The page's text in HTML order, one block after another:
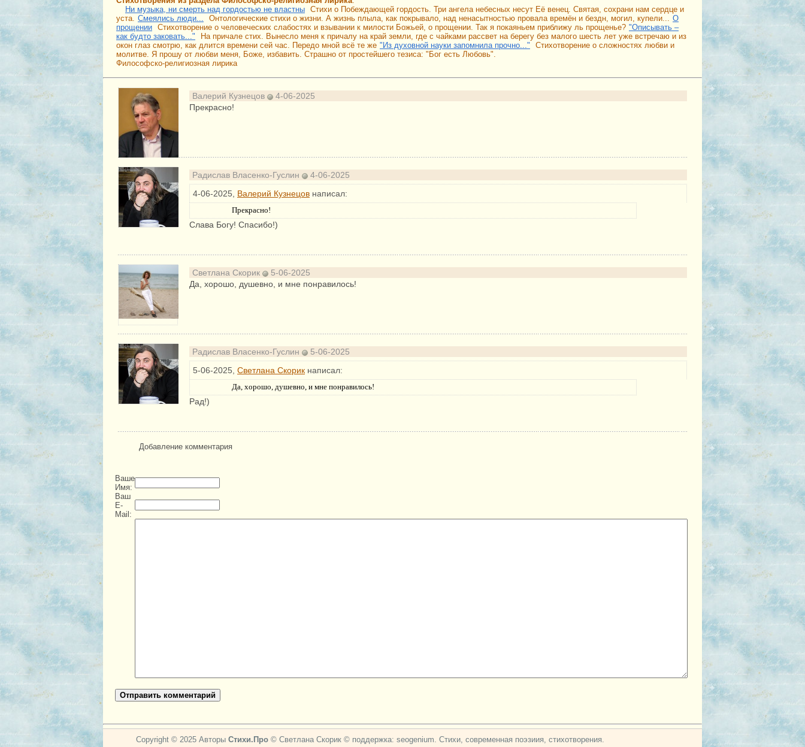
Ни музыка, ни смерть над гордостью не властны Стихи о Побеждающей гордость. Три ангела небесных несут Её венец. Святая, сохрани нам сердце и
уста. Смеялись люди... Онтологические стихи о жизни. А жизнь плыла, как покрывало, над ненасытностью провала времён и бездн, могил, купели...
О
прощении Стихотворение о человеческих слабостях и взывании к милости Божьей, о прощении. Так я покаяньем приближу ль прощенье? "Описывать –
как будто заковать..."
На причале стих. Вынесло меня к причалу на край земли, где с чайками рассвет на берегу без малого шесть лет уже встречаю и из
окон глаз смотрю, как длится времени сей час. Передо мной всё те же "Из духовной науки запомнила прочно..."
Стихотворение о сложностях любви и
молитве. Я прошу от любви меня, Боже, избавить. Страшно от простейшего тезиса: "Бог есть Любовь".
Философско-религиозная лирика
Валерий Кузнецов
4-06-2025
Прекрасно!
Радислав Власенко-Гуслин
4-06-2025
4-06-2025, Валерий Кузнецов написал:
Прекрасно!
Слава Богу! Спасибо!)
Светлана Скорик
5-06-2025
Да, хорошо, душевно, и мне понравилось!
Радислав Власенко-Гуслин
5-06-2025
5-06-2025, Светлана Скорик написал:
Да, хорошо, душевно, и мне понравилось!
Рад!)
Добавление комментария
Ваше
Имя:
Ваш
E-
Mail:
Отправить комментарий
Copyright © 2025 Авторы Стихи.Про © Светлана Скорик © поддержка: seogenium. Стихи, современная поэзиия, стихотворения.